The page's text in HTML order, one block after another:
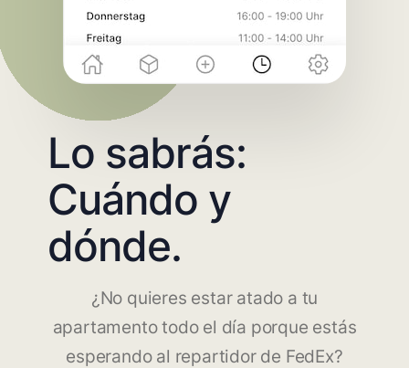
Lo sabrás:
Cuándo y
dónde.
¿No quieres estar atado a tu
apartamento todo el día porque estás
esperando al repartidor de FedEx?